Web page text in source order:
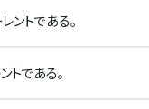
ントである。
トである。